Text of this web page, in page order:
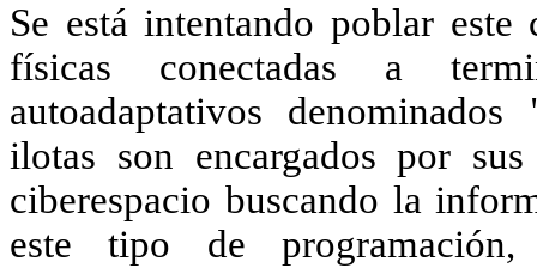
Se está intentando poblar este
físicas conectadas a
autoadaptativos
ilotas son encargados por
ciberespacio buscando la
este tipo de